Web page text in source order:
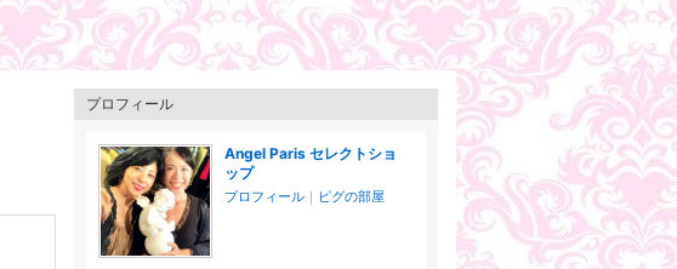
プロフィール
Angel Paris セレクトショ
ップ
プロフィール ｜ ピグの部屋